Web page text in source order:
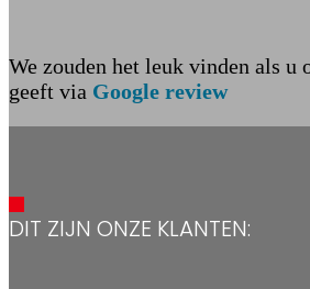
We zouden het leuk vinden als u
geeft via Google review
DIT ZIJN ONZE KLANTEN: